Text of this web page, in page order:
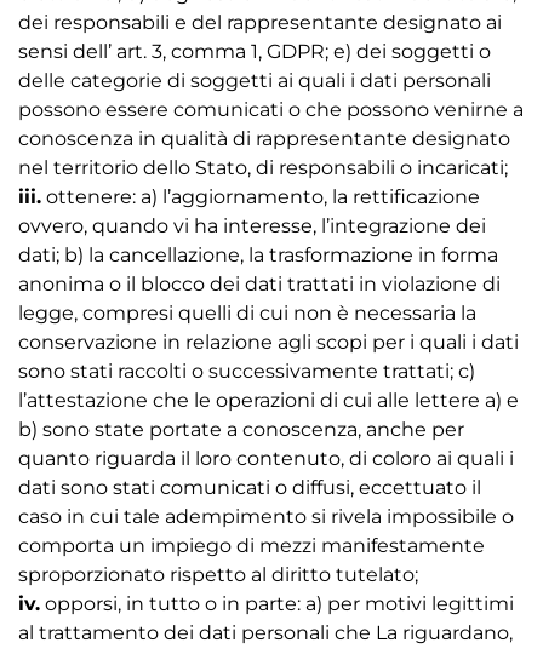
dei responsabili e del rappresentante designato ai
sensi dell’ art. 3, comma 1, GDPR; e) dei soggetti o
delle categorie di soggetti ai quali i dati personali
possono essere comunicati o che possono venirne a
conoscenza in qualità di rappresentante designato
nel territorio dello Stato, di responsabili o incaricati;
iii. ottenere: a) l’aggiornamento, la rettificazione
ovvero, quando vi ha interesse, l’integrazione dei
dati; b) la cancellazione, la trasformazione in forma
anonima o il blocco dei dati trattati in violazione di
legge, compresi quelli di cui non è necessaria la
conservazione in relazione agli scopi per i quali i dati
sono stati raccolti o successivamente trattati; c)
l’attestazione che le operazioni di cui alle lettere a) e
b) sono state portate a conoscenza, anche per
quanto riguarda il loro contenuto, di coloro ai quali i
dati sono stati comunicati o diffusi, eccettuato il
caso in cui tale adempimento si rivela impossibile o
comporta un impiego di mezzi manifestamente
sproporzionato rispetto al diritto tutelato;
iv. opporsi, in tutto o in parte: a) per motivi legittimi
al trattamento dei dati personali che La riguardano,